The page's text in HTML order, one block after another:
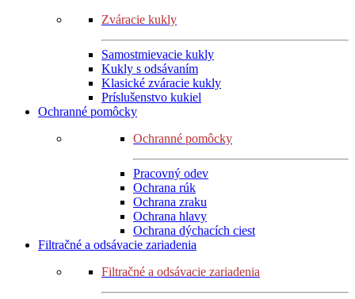
Zváracie kukly
Samostmievacie kukly
Kukly s odsávaním
Klasické zváracie kukly
Príslušenstvo kukiel
Ochranné pomôcky
Ochranné pomôcky
Pracovný odev
Ochrana rúk
Ochrana zraku
Ochrana hlavy
Ochrana dýchacích ciest
Filtračné a odsávacie zariadenia
Filtračné a odsávacie zariadenia